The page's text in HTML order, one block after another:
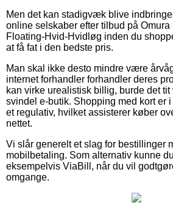
Men det kan stadigvæk blive
online selskaber efter tilbud på
Floating-Hvid-Hvidløg inden du
at få fat i den bedste pris.
Man skal ikke desto mindre være
internet forhandler forhandler deres
kan virke urealistisk billig, burde det
svindel e-butik. Shopping med kort er
et regulativ, hvilket assisterer køber
nettet.
Vi slår generelt et slag for bestillinger
mobilbetaling. Som alternativ kunne
eksempelvis ViaBill, når du vil
omgange.